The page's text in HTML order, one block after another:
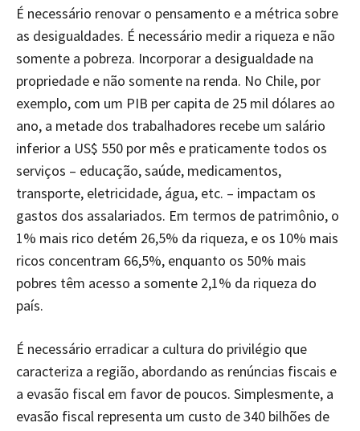
É necessário renovar o pensamento e a métrica sobre
as desigualdades. É necessário medir a riqueza e não
somente a pobreza. Incorporar a desigualdade na
propriedade e não somente na renda. No Chile, por
exemplo, com um PIB per capita de 25 mil dólares ao
ano, a metade dos trabalhadores recebe um salário
inferior a US$ 550 por mês e praticamente todos os
serviços – educação, saúde, medicamentos,
transporte, eletricidade, água, etc. – impactam os
gastos dos assalariados. Em termos de patrimônio, o
1% mais rico detém 26,5% da riqueza, e os 10% mais
ricos concentram 66,5%, enquanto os 50% mais
pobres têm acesso a somente 2,1% da riqueza do
país.
É necessário erradicar a cultura do privilégio que
caracteriza a região, abordando as renúncias fiscais e
a evasão fiscal em favor de poucos. Simplesmente, a
evasão fiscal representa um custo de 340 bilhões de